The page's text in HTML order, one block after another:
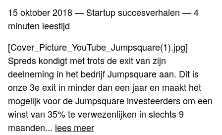
15 oktober 2018— Startup succesverhalen — 4
minuten leestijd
[Cover_Picture_YouTube_Jumpsquare(1).jpg]
Spreds kondigt met trots de exit van zijn
deelneming in het bedrijf Jumpsquare aan. Dit is
onze 3e exit in minder dan een jaar en maakt het
mogelijk voor de Jumpsquare investeerders om een
winst van 35% te verwezenlijken in slechts 9
maanden... lees meer